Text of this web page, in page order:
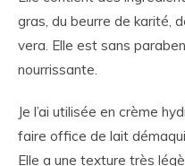
gras, du beurre de karité,
vera. Elle est sans
nourrissante.
Je l’ai utilisée en crème
faire office de lait
Elle a une texture très